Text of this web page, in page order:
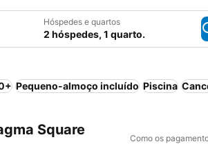
Hóspedes e quartos
2 hóspedes, 1 quarto.
Pequeno-almoço incluído Piscina
Square
Como os